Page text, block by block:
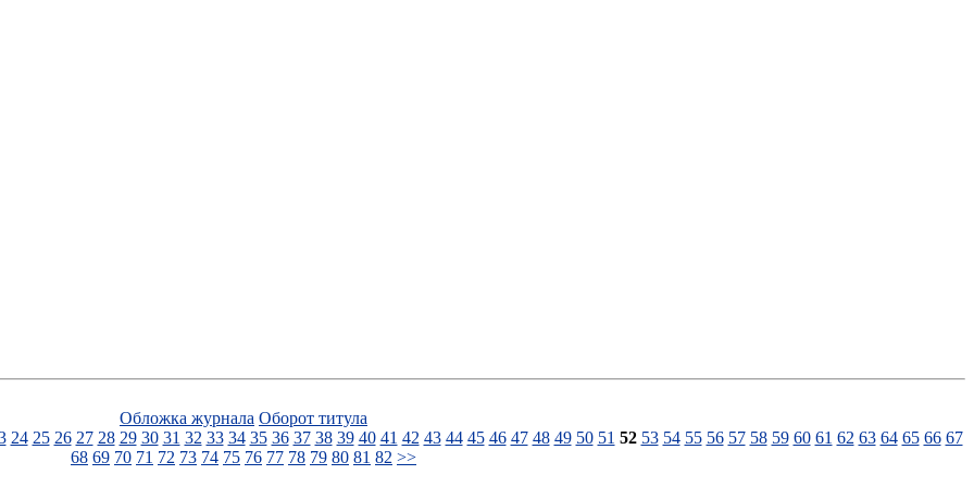
Обложка журнала Оборот титула
24 25 26 27 28 29 30 31 32 33 34 35 36 37 38 39 40 41 42 43 44 45 46 47 48 49 50 51 52 53 54 55 56 57 58 59 60 61 62 63 64 65 66 67
68 69 70 71 72 73 74 75 76 77 78 79 80 81 82 >>